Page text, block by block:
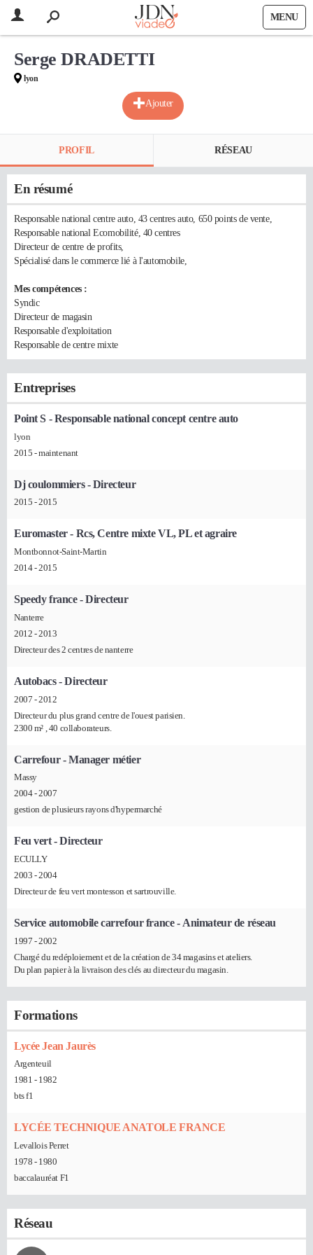
MENU
Ajouter
Serge DRADETTI
lyon
PROFIL RÉSEAU
En résumé
Responsable national centre auto, 43 centres auto, 650 points de vente,
Responsable national Ecomobilité, 40 centres
Directeur de centre de profits,
Spécialisé dans le commerce lié à l'automobile,
Mes compétences :
Syndic
Directeur de magasin
Responsable d'exploitation
Responsable de centre mixte
Entreprises
Point S - Responsable national concept centre auto
lyon
2015 - maintenant
Dj coulommiers- Directeur
2015 - 2015
Euromaster- Rcs, Centre mixte VL, PL et agraire
Montbonnot-Saint-Martin
2014 - 2015
Speedy france- Directeur
Nanterre
2012 - 2013
Directeur des 2 centres de nanterre
Autobacs- Directeur
2007 - 2012
Directeur du plus grand centre de l'ouest parisien.
2300 m² , 40 collaborateurs.
Carrefour- Manager métier
Massy
2004 - 2007
gestion de plusieurs rayons d'hypermarché
Feu vert- Directeur
ECULLY
2003 - 2004
Directeur de feu vert montesson et sartrouville.
Service automobile carrefour france- Animateur de réseau
1997 - 2002
Chargé du redéploiement et de la création de 34 magasins et ateliers.
Du plan papier à la livraison des clés au directeur du magasin.
Formations
Lycée Jean Jaurès
Argenteuil
1981 - 1982
bts f1
LYCÉE TECHNIQUE ANATOLE FRANCE
Levallois Perret
1978 - 1980
baccalauréat F1
Réseau